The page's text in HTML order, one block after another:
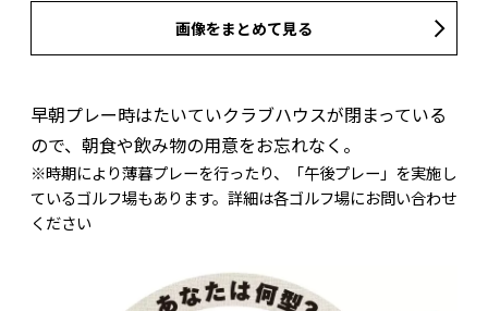
画像をまとめて見る
早朝プレー時はたいていクラブハウスが閉まっている
ので、朝食や飲み物の用意をお忘れなく。
※時期により薄暮プレーを行ったり、「午後プレー」を実施し
ているゴルフ場もあります。詳細は各ゴルフ場にお問い合わせ
ください